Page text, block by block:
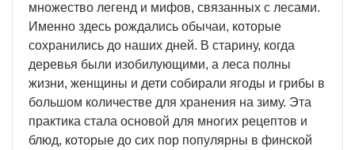
множество легенд и мифов, связанных с лесами.
Именно здесь рождались обычаи, которые
сохранились до наших дней. В старину, когда
деревья были изобилующими, а леса полны
жизни, женщины и дети собирали ягоды и грибы в
большом количестве для хранения на зиму. Эта
практика стала основой для многих рецептов и
блюд, которые до сих пор популярны в финской